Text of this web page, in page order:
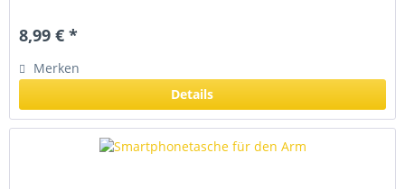
8,99 € *
Merken
Details